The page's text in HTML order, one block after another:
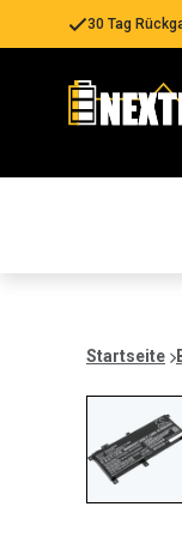
30 Tag
Startseite